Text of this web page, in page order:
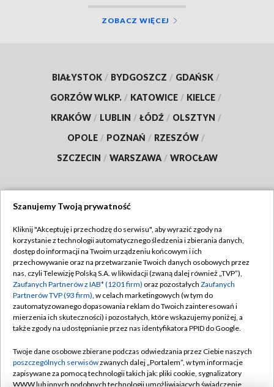
ZOBACZ WIĘCEJ
BIAŁYSTOK / BYDGOSZCZ / GDAŃSK /
GORZÓW WLKP. / KATOWICE / KIELCE /
KRAKÓW / LUBLIN / ŁÓDŹ / OLSZTYN /
OPOLE / POZNAŃ / RZESZÓW /
SZCZECIN / WARSZAWA / WROCŁAW
TVP
Abonament TVP
Emisja w TVP
Centrum informacji TVP
Naziemna Telewizja Cyfrowa
Rada Programowa
System NOS
Regulamin TVP
Polityka prywatności
Moje zgody
Pomoc
Kontakt
Szanujemy Twoją prywatność
Kliknij "Akceptuję i przechodzę do serwisu", aby wyrazić zgody na
korzystanie z technologii automatycznego śledzenia i zbierania danych,
dostęp do informacji na Twoim urządzeniu końcowym i ich
przechowywanie oraz na przetwarzanie Twoich danych osobowych przez
nas, czyli Telewizję Polską S.A. w likwidacji (zwaną dalej również „TVP”),
Zaufanych Partnerów z IAB* (1201 firm) oraz pozostałych Zaufanych
Partnerów TVP (93 firm), w celach marketingowych (w tym do
zautomatyzowanego dopasowania reklam do Twoich zainteresowań i
mierzenia ich skuteczności) i pozostałych, które wskazujemy poniżej, a
także zgody na udostępnianie przez nas identyfikatora PPID do Google.
Twoje dane osobowe zbierane podczas odwiedzania przez Ciebie naszych
poszczególnych serwisówzwanych dalej „Portalem”, w tym informacje
zapisywane za pomocą technologii takich jak: pliki cookie, sygnalizatory
WWW lub innych podobnych technologii umożliwiających świadczenie